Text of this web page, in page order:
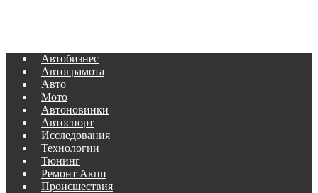
Автобизнес
Автограмота
Авто
Мото
Автоновинки
Автоспорт
Исследования
Технологии
Тюнинг
Ремонт Акпп
Происшествия